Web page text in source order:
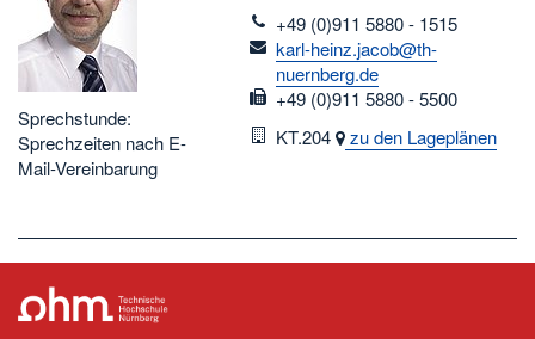
Sprechstunde:
Sprechzeiten nach E-
Mail-Vereinbarung
telefon
+49 (0)911 5880 - 1515
email
karl-heinz.jacob@th-
nuernberg.de
fax
+49 (0)911 5880 - 5500
Raum
KT.204 zu den Lageplänen